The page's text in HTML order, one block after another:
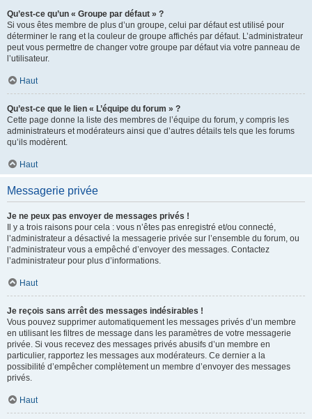
Qu’est-ce qu’un « Groupe par défaut » ?
Si vous êtes membre de plus d’un groupe, celui par défaut est utilisé pour
déterminer le rang et la couleur de groupe affichés par défaut. L’administrateur
peut vous permettre de changer votre groupe par défaut via votre panneau de
l’utilisateur.
Haut
Qu’est-ce que le lien « L’équipe du forum » ?
Cette page donne la liste des membres de l’équipe du forum, y compris les
administrateurs et modérateurs ainsi que d’autres détails tels que les forums
qu’ils modèrent.
Haut
Messagerie privée
Je ne peux pas envoyer de messages privés !
Il y a trois raisons pour cela : vous n’êtes pas enregistré et/ou connecté,
l’administrateur a désactivé la messagerie privée sur l’ensemble du forum, ou
l’administrateur vous a empêché d’envoyer des messages. Contactez
l’administrateur pour plus d’informations.
Haut
Je reçois sans arrêt des messages indésirables !
Vous pouvez supprimer automatiquement les messages privés d’un membre
en utilisant les filtres de message dans les paramètres de votre messagerie
privée. Si vous recevez des messages privés abusifs d’un membre en
particulier, rapportez les messages aux modérateurs. Ce dernier a la
possibilité d’empêcher complètement un membre d’envoyer des messages
privés.
Haut